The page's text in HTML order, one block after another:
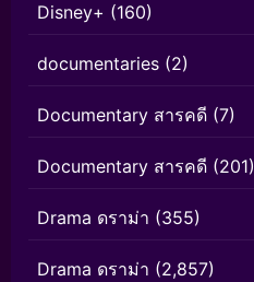
Disney+ (160)
documentaries (2)
Documentary สารคดี (7)
Documentary สารคดี (201)
Drama ดราม่า (355)
Drama ดราม่า (2,857)